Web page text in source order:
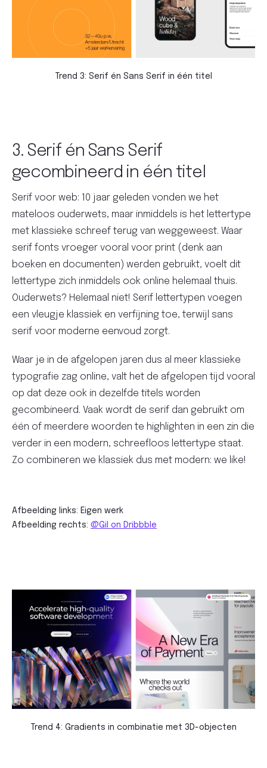
Trend 3: Serif én Sans Serif in één titel
3. Serif én Sans Serif
gecombineerd in één titel
Serif voor web: 10 jaar geleden vonden we het
mateloos ouderwets, maar inmiddels is het lettertype
met klassieke schreef terug van weggeweest. Waar
serif fonts vroeger vooral voor print (denk aan
boeken en documenten) werden gebruikt, voelt dit
lettertype zich inmiddels ook online helemaal thuis.
Ouderwets? Helemaal niet! Serif lettertypen voegen
een vleugje klassiek en verfijning toe, terwijl sans
serif voor moderne eenvoud zorgt.
Waar je in de afgelopen jaren dus al meer klassieke
typografie zag online, valt het de afgelopen tijd vooral
op dat deze ook in dezelfde titels worden
gecombineerd. Vaak wordt de serif dan gebruikt om
één of meerdere woorden te highlighten in een zin die
verder in een modern, schreefloos lettertype staat.
Zo combineren we klassiek dus met modern: we like!
Afbeelding links: Eigen werk
Afbeelding rechts: @Gil on Dribbble
Trend 4: Gradients in combinatie met 3D-objecten